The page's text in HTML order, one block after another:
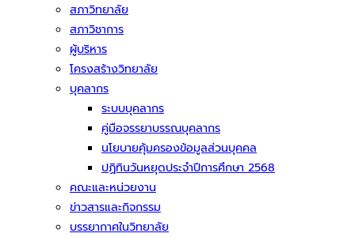
สภาวิทยาลัย
สภาวิชาการ
ผู้บริหาร
โครงสร้างวิทยาลัย
บุคลากร
ระบบบุคลากร
คู่มือจรรยาบรรณบุคลากร
นโยบายคุ้มครองข้อมูลส่วนบุคคล
ปฏิทินวันหยุดประจำปีการศึกษา 2568
คณะและหน่วยงาน
ข่าวสารและกิจกรรม
บรรยากาศในวิทยาลัย